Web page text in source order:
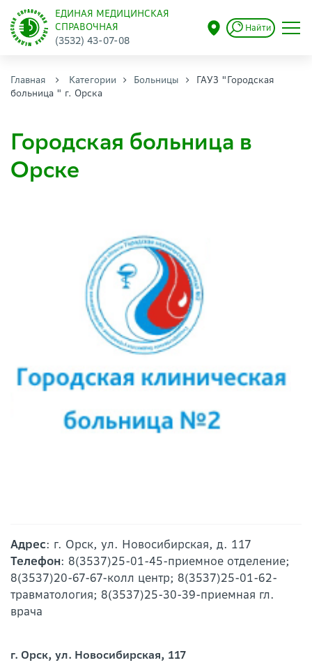
ЕДИНАЯ МЕДИЦИНСКАЯ
СПРАВОЧНАЯ
(3532) 43-07-08
Найти
Главная Категории Больницы
ГАУЗ "Городская
больница " г. Орска
Городская больница в
Орске
Адрес: г. Орск, ул. Новосибирская, д. 117
Телефон: 8(3537)25-01-45-приемное отделение;
8(3537)20-67-67-колл центр; 8(3537)25-01-62-
травматология; 8(3537)25-30-39-приемная гл.
врача
г. Орск, ул. Новосибирская, 117